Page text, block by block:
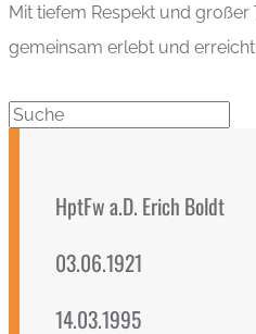
Mit tiefem Respekt und
gemeinsam erlebt und
HptFw a.D. Erich Boldt
03.06.1921
14.03.1995